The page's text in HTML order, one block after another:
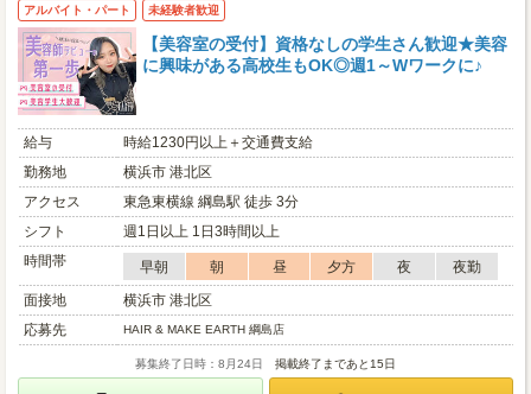
アルバイト・パート 未経験者歓迎
【美容室の受付】資格なしの学生さん歓迎★美容
に興味がある高校生もOK◎週1～Wワークに♪
給与
時給1230円以上＋交通費支給
勤務地
横浜市 港北区
アクセス
東急東横線 綱島駅 徒歩 3分
シフト
週1日以上 1日3時間以上
時間帯
早朝 朝 昼 夕方 夜
夜勤
面接地
横浜市 港北区
応募先
HAIR & MAKE EARTH 綱島店
募集終了日時：8月24日 掲載終了まであと15日